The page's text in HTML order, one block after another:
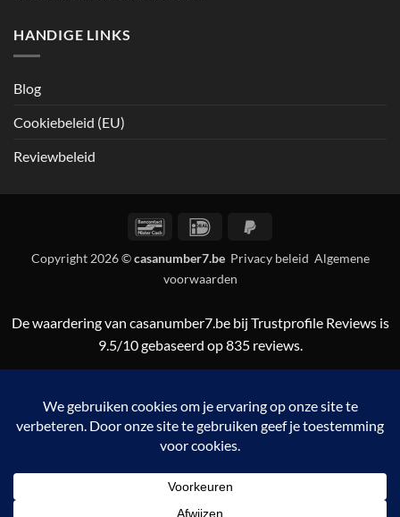
HANDIGE LINKS
Blog
Cookiebeleid (EU)
Reviewbeleid
BancontactIDeal
Copyright 2026 ©casanumber7.be Privacy beleid Algemene
voorwaarden
De waardering van casanumber7.be bij Trustprofile Reviewsis
9.5/10 gebaseerd op 835 reviews.